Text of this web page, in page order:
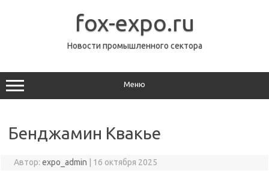
fox-expo.ru
Новости промышленного сектора
Меню
Бенджамин Квакье
Автор: expo_admin 16 октября 2025